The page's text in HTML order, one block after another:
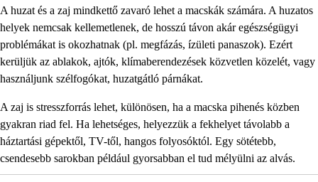
A huzat és a zaj mindkettő zavaró lehet a macskák számára. A huzatos
helyek nemcsak kellemetlenek, de hosszú távon akár egészségügyi
problémákat is okozhatnak (pl. megfázás, ízületi panaszok). Ezért
kerüljük az ablakok, ajtók, klímaberendezések közvetlen közelét, vagy
használjunk szélfogókat, huzatgátló párnákat.
A zaj is stresszforrás lehet, különösen, ha a macska pihenés közben
gyakran riad fel. Ha lehetséges, helyezzük a fekhelyet távolabb a
háztartási gépektől, TV-től, hangos folyosóktól. Egy sötétebb,
csendesebb sarokban például gyorsabban el tud mélyülni az alvás.